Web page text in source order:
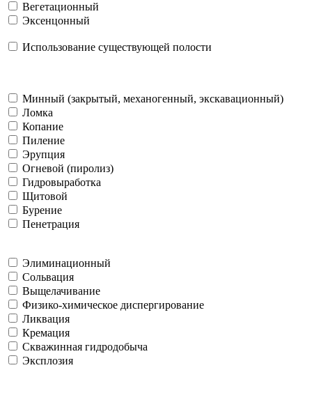
Вегетационный
Эксенцонный
Использование существующей полости
Минный (закрытый, механогенный, экскавационный)
Ломка
Копание
Пиление
Эрупция
Огневой (пиролиз)
Гидровыработка
Щитовой
Бурение
Пенетрация
Элиминационный
Сольвация
Выщелачивание
Физико-химическое диспергирование
Ликвация
Кремация
Скважинная гидродобыча
Эксплозия